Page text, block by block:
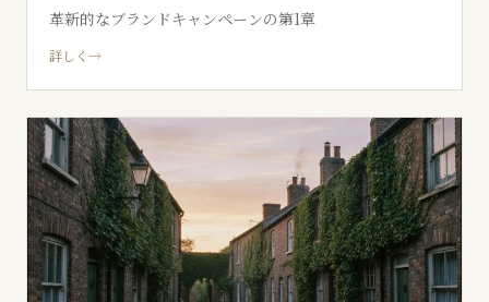
革新的なブランドキャンペーンの第1章
詳しく →